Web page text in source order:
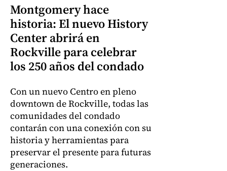
Montgomery hace
historia: El nuevo History
Center abrirá en
Rockville para celebrar
los 250 años del condado
Con un nuevo Centro en pleno
downtown de Rockville, todas las
comunidades del condado
contarán con una conexión con su
historia y herramientas para
preservar el presente para futuras
generaciones.